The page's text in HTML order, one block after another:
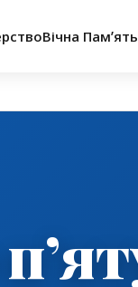
Вічна Памʼять